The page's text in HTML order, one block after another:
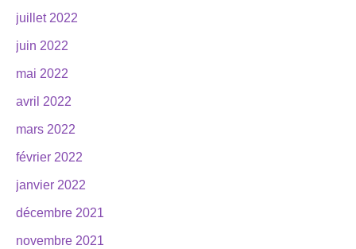
juillet 2022
juin 2022
mai 2022
avril 2022
mars 2022
février 2022
janvier 2022
décembre 2021
novembre 2021